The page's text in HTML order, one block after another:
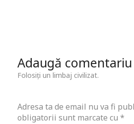
Adaugă comentariu
Folosiți un limbaj civilizat.
Adresa ta de email nu va fi
obligatorii sunt marcate cu *